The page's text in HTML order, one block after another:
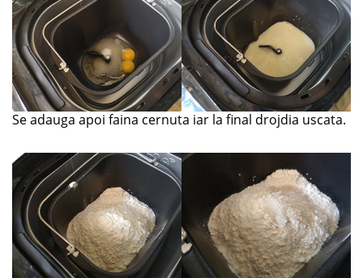
Se adauga apoi faina cernuta iar la final drojdia uscata.